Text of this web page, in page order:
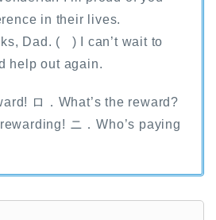
in their lives.
Dad. ( ) I can’t wait to
help out again.
ロ．What’s the reward?
ニ．Who’s paying